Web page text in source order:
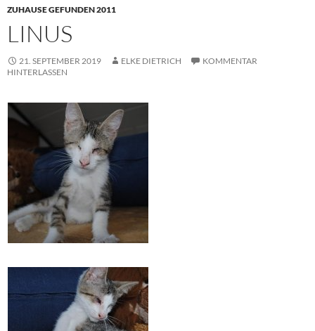
ZUHAUSE GEFUNDEN 2011
LINUS
21. SEPTEMBER 2019 ELKE DIETRICH
KOMMENTAR
HINTERLASSEN